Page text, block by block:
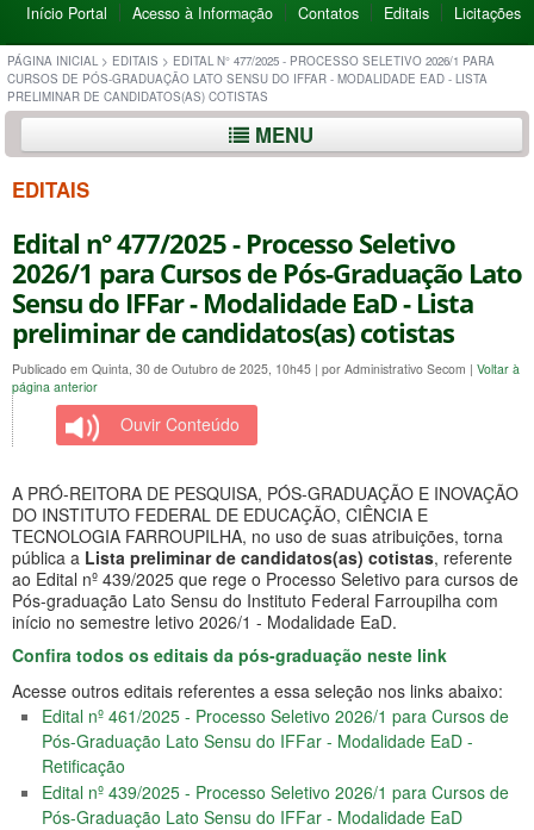
Início Portal Acesso à Informação Contatos Editais Licitações
PÁGINA INICIAL > EDITAIS > EDITAL N° 477/2025 - PROCESSO SELETIVO 2026/1 PARA
CURSOS DE PÓS-GRADUAÇÃO LATO SENSU DO IFFAR - MODALIDADE EAD - LISTA
PRELIMINAR DE CANDIDATOS(AS) COTISTAS
MENU
EDITAIS
Edital n° 477/2025 - Processo Seletivo
2026/1 para Cursos de Pós-Graduação Lato
Sensu do IFFar - Modalidade EaD - Lista
preliminar de candidatos(as) cotistas
Publicado em Quinta, 30 de Outubro de 2025, 10h45 | por Administrativo Secom | Voltar à
página anterior
Ouvir Conteúdo
A PRÓ-REITORA DE PESQUISA, PÓS-GRADUAÇÃO E INOVAÇÃO
DO INSTITUTO FEDERAL DE EDUCAÇÃO, CIÊNCIA E
TECNOLOGIA FARROUPILHA, no uso de suas atribuições, torna
pública a Lista preliminar de candidatos(as) cotistas, referente
ao Edital nº 439/2025 que rege o Processo Seletivo para cursos de
Pós-graduação Lato Sensu do Instituto Federal Farroupilha com
início no semestre letivo 2026/1 - Modalidade EaD.
Confira todos os editais da pós-graduação neste link
Acesse outros editais referentes a essa seleção nos links abaixo:
Edital nº 461/2025 - Processo Seletivo 2026/1 para Cursos de
Pós-Graduação Lato Sensu do IFFar - Modalidade EaD -
Retificação
Edital nº 439/2025 - Processo Seletivo 2026/1 para Cursos de
Pós-Graduação Lato Sensu do IFFar - Modalidade EaD